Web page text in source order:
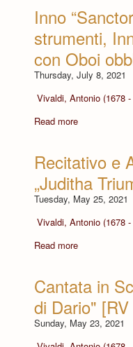
Inno
strumenti,
con Oboi
Thursday, July 8, 2021
Vivaldi, Antonio (1678 -
Read more
Recitativo e
„Juditha
Tuesday, May 25, 2021
Vivaldi, Antonio (1678 -
Read more
Cantata in
di Dario"
Sunday, May 23, 2021